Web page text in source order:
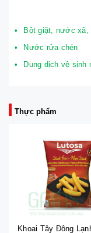
Bột giặt, nước xã,
Nước rửa chén
Dung dịch vệ sinh nhà
Thực phẩm
Khoai Tây Đông